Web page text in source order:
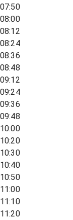
07:50
08:00
08:12
08:24
08:36
08:48
09:12
09:24
09:36
09:48
10:00
10:20
10:30
10:40
10:50
11:00
11:10
11:20